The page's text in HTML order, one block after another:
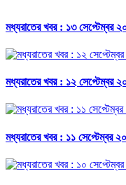
মধ্যরাতের খবর : ১৩ সেপ্টেম্বর
মধ্যরাতের খবর : ১২ সেপ্টেম্বর
মধ্যরাতের খবর : ১১ সেপ্টেম্বর